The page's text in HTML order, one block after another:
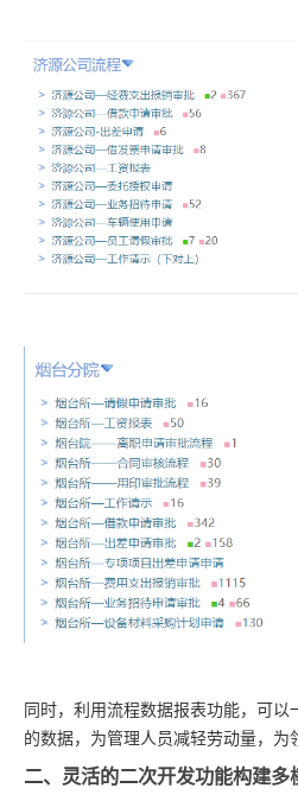
同时，利用流程数据报表功能，可
的数据，为管理人员减轻劳动量，为
二、灵活的二次开发功能构建多